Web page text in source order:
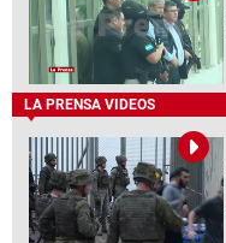
LA PRENSA VIDEOS